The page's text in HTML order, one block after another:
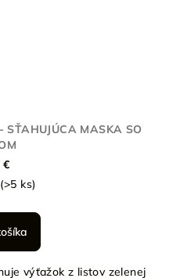
SŤAHUJÚCA MASKA SO
€
(>5 ks)
výťažok z listov zelenej